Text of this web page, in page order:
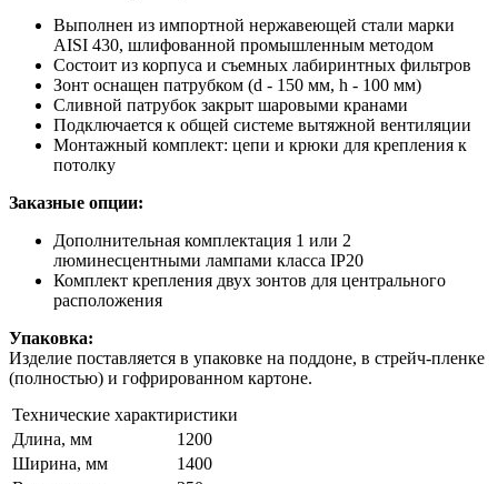
Выполнен из импортной нержавеющей стали марки
AISI 430, шлифованной промышленным методом
Состоит из корпуса и съемных лабиринтных фильтров
Зонт оснащен патрубком (d - 150 мм, h - 100 мм)
Сливной патрубок закрыт шаровыми кранами
Подключается к общей системе вытяжной вентиляции
Монтажный комплект: цепи и крюки для крепления к
потолку
Заказные опции:
Дополнительная комплектация 1 или 2
люминесцентными лампами класса IP20
Комплект крепления двух зонтов для центрального
расположения
Упаковка:
Изделие поставляется в упаковке на поддоне, в стрейч-пленке
(полностью) и гофрированном картоне.
Технические характиристики
Длина, мм
1200
Ширина, мм
1400